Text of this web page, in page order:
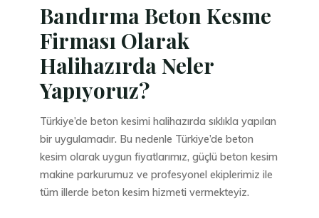
Bandırma Beton Kesme
Firması Olarak
Halihazırda Neler
Yapıyoruz?
Türkiye’de beton kesimi halihazırda sıklıkla yapılan
bir uygulamadır. Bu nedenle Türkiye’de beton
kesim olarak uygun fiyatlarımız, güçlü beton kesim
makine parkurumuz ve profesyonel ekiplerimiz ile
tüm illerde beton kesim hizmeti vermekteyiz.